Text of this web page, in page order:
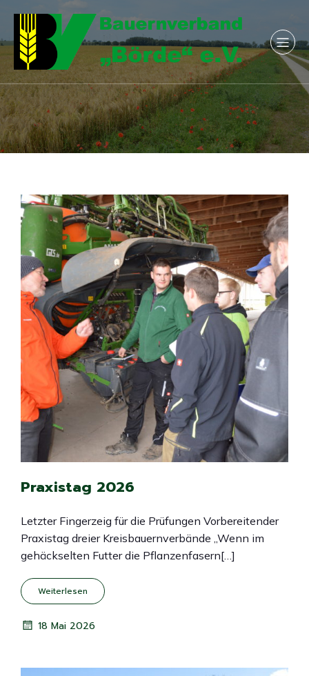
Praxistag 2026
Letzter Fingerzeig für die Prüfungen Vorbereitender
Praxistag dreier Kreisbauernverbände „Wenn im
gehäckselten Futter die Pflanzenfasern[…]
Weiterlesen
18 Mai 2026